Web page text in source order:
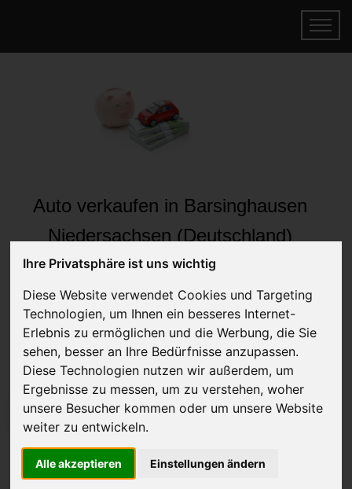
Ihre Privatsphäre ist uns wichtig
Diese Website verwendet Cookies und Targeting
Technologien, um Ihnen ein besseres Internet-
Erlebnis zu ermöglichen und die Werbung, die Sie
sehen, besser an Ihre Bedürfnisse anzupassen.
Diese Technologien nutzen wir außerdem, um
Ergebnisse zu messen, um zu verstehen, woher
unsere Besucher kommen oder um unsere Website
weiter zu entwickeln.
Alle akzeptieren Einstellungen ändern
Auto verkaufen in Barsinghausen
Niedersachsen (Deutschland)
Online Auto verkaufen & gratis abholen
Auf Wunsch sofort Geld für Ihr Auto erhalten
JETZT KOSTENLOSE BEWERTUNG
Kostenloses Angebotfür den Ankauf Ihres Autos inklusive der
Abholung, auf Wunsch sofort Geld. Ihre Daten werden nicht mit Dritten